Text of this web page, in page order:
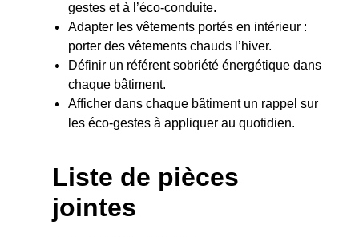
gestes et à l’éco-conduite.
Adapter les vêtements portés en intérieur :
porter des vêtements chauds l’hiver.
Définir un référent sobriété énergétique dans
chaque bâtiment.
Afficher dans chaque bâtiment un rappel sur
les éco-gestes à appliquer au quotidien.
Liste de pièces
jointes